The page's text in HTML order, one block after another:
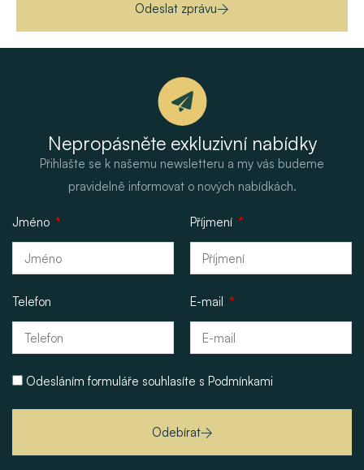
Odeslat zprávu
Nepropásněte exkluzivní nabídky
Přihlašte se k našemu newsletteru a my vás budeme
pravidelně informovat o nových nabídkách.
Jméno Příjmení
Telefon E-mail
Odesláním formuláře souhlasíte s Podmínkami
Odebírat